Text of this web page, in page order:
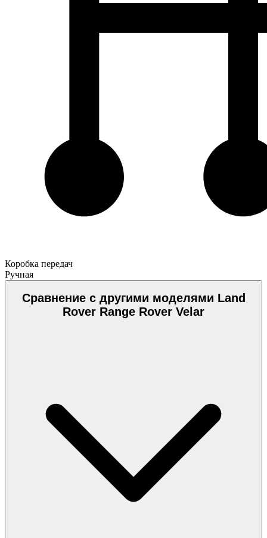
Коробка передач
Ручная
Сравнение с другими моделями Land
Rover Range Rover Velar